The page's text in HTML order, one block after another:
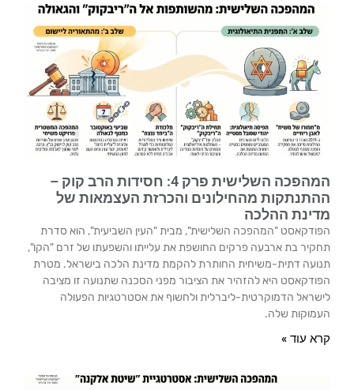
המהפכה השלישית פרק 4: חסידות הרב קוק –
ההתנתקות מהחילונים והכרזת העצמאות של
מדינת ההלכה
הפודקאסט "המהפכה השלישית", מבית "העין השביעית", הוא סדרת
תחקיר בת ארבעה פרקים החושפת את עלייתו והשפעתו של זרם "הקו",
תנועה דתית-משיחית החותרת להקמת מדינת הלכה בישראל. מטרת
הפודקאסט היא להזהיר את הציבור מפני הסכנה שתנועה זו מציבה
לישראל הדמוקרטית-ליברלית ולחשוף את אסטרטגיות הפעולה
העמוקות שלה.
קרא עוד »